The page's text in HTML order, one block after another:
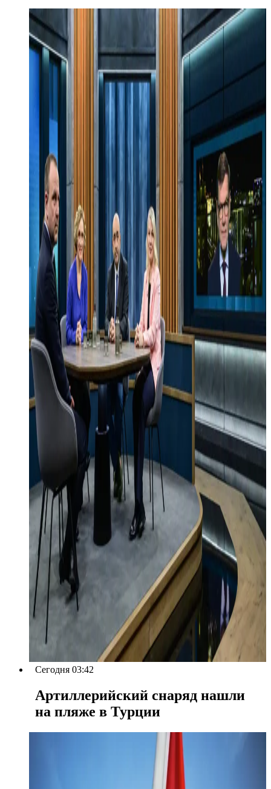
Сегодня 03:42
Артиллерийский снаряд нашли
на пляже в Турции